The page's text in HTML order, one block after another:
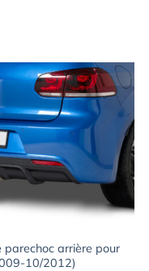
wishlist
arrière pour
10/2012)